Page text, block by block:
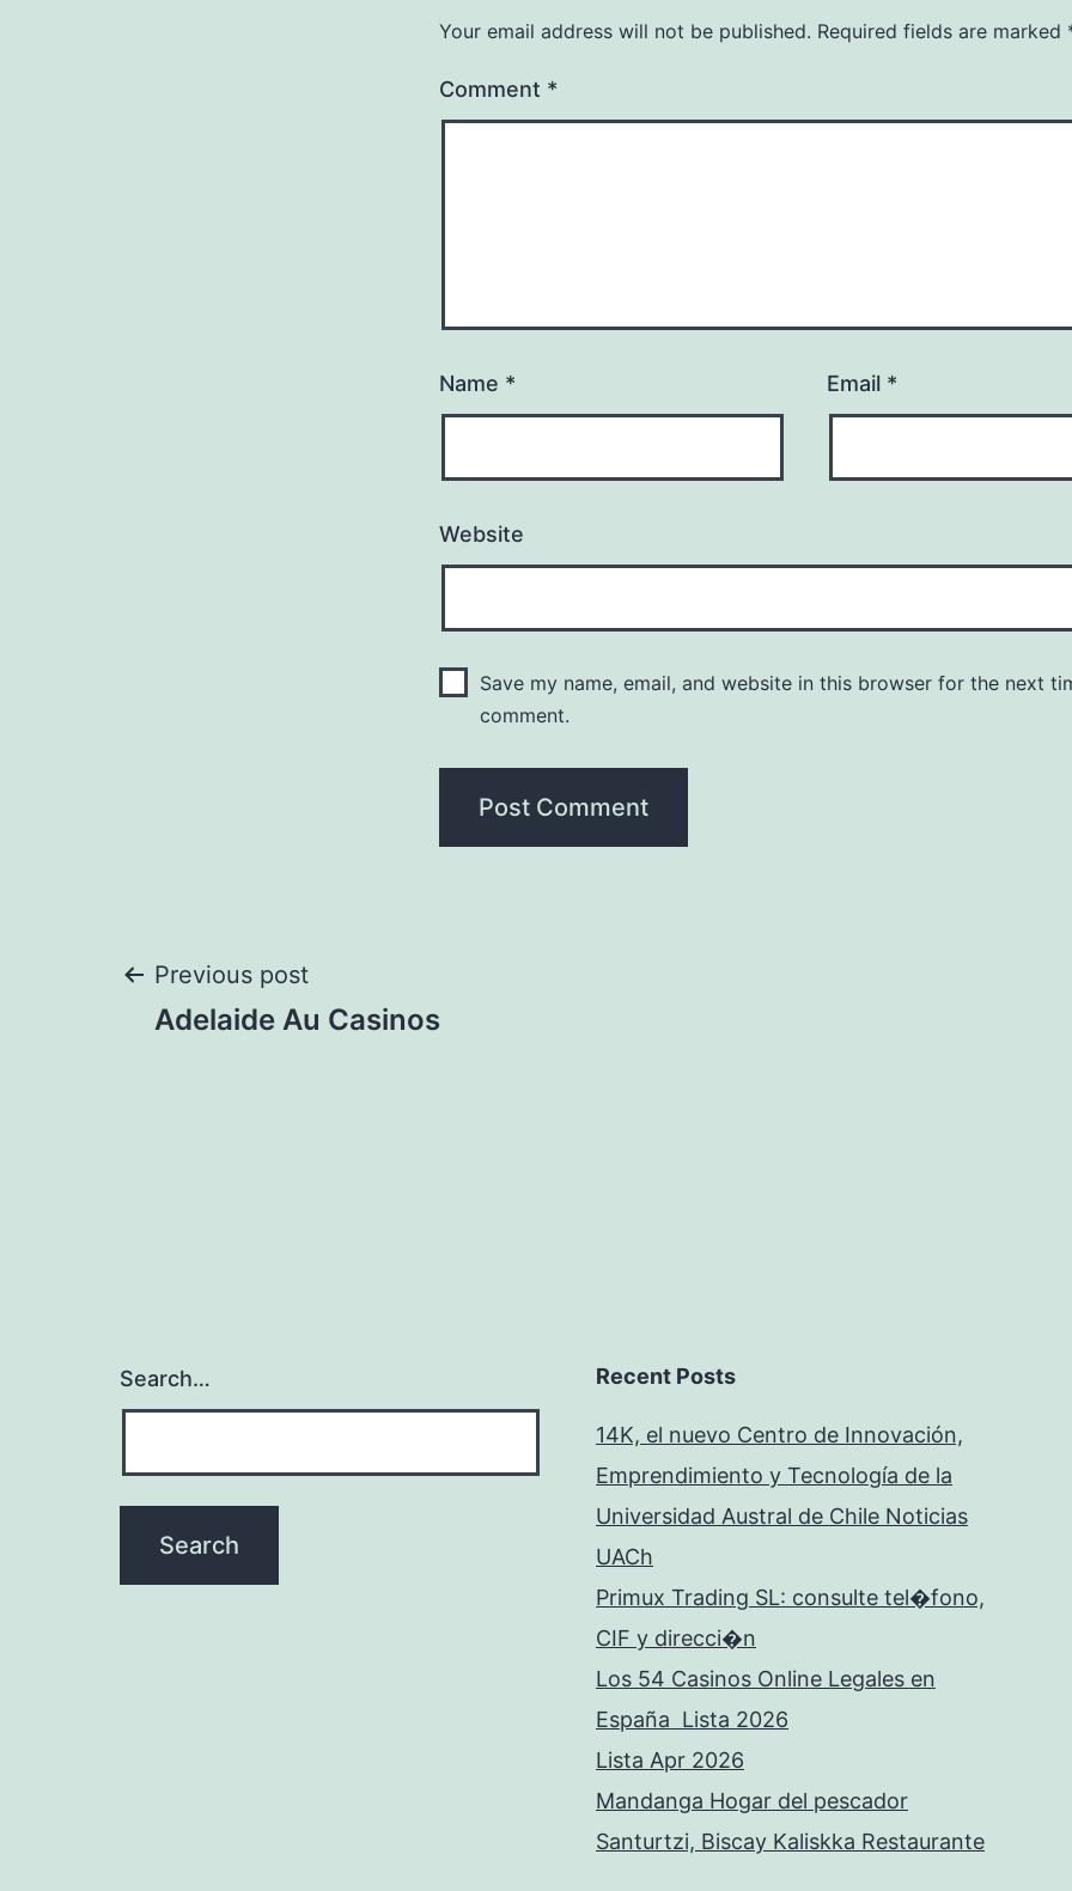
Your email address will not be published. Required fields are marked
Comment *
Name * Email *
Website
Save my name, email, and website in this browser for the next
comment.
Post
Previous post
Adelaide Au Casinos
Search… Recent Posts
14K, el nuevo Centro de Innovación,
Emprendimiento y Tecnología de la
Universidad Austral de Chile Noticias
UACh
Primux Trading SL: consulte tel�fono,
CIF y direcci�n
Los 54 Casinos Online Legales en
España ️ Lista 2026
Lista Apr 2026
Mandanga Hogar del pescador
Santurtzi, Biscay Kaliskka Restaurante